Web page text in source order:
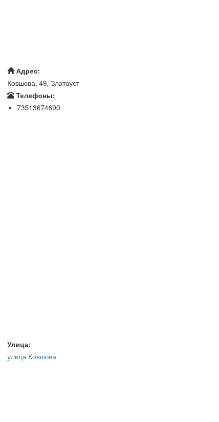
Адрес:
Ковшова, 49, Златоуст
Телефоны:
73513674690
Улица:
улица Ковшова